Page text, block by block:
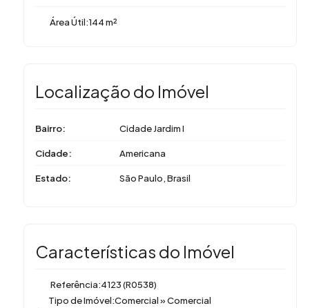
Área Útil:144 m²
Localização do Imóvel
Bairro: Cidade Jardim I
Cidade: Americana
Estado: São Paulo, Brasil
Características do Imóvel
Referência:4123(R0538)
Tipo de Imóvel:Comercial»Comercial